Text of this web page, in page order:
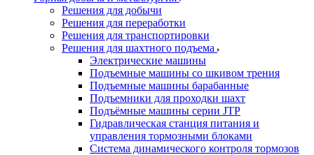
Решения для добычи
Решения для переработки
Решения для транспортировки
Решения для шахтного подъема
Электрические машины
Подъемные машины со шкивом трения
Подъемные машины барабанные
Подъемники для проходки шахт
Подъёмные машины серии JTP
Гидравлическая станция питания и
управления тормозными блоками
Система динамического контроля тормозов